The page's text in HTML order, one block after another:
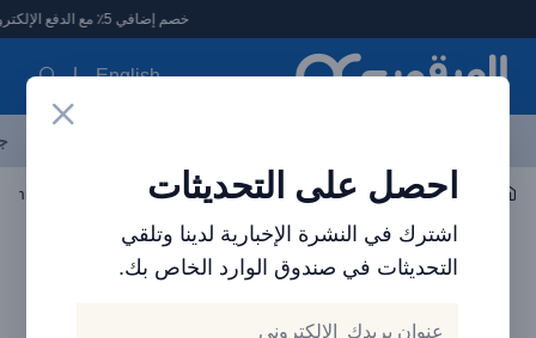
العرقوب - متجر الإلكترونيات في الإمارات
خصم إضافي 5٪ مع الدفع الإلكتروني
English
احصل على التحديثات
اشترك في النشرة الإخبارية لدينا وتلقي
التحديثات في صندوق الوارد الخاص بك.
اكسسوارات الجوال الكابلات